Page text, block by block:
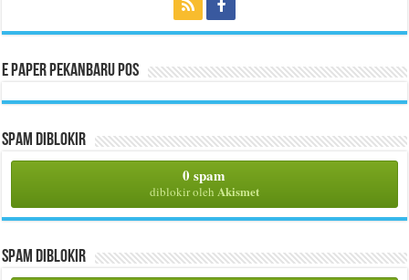
E Paper Pekanbaru Pos
Spam Diblokir
0 spam
diblokir oleh Akismet
Spam Diblokir